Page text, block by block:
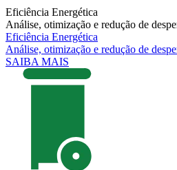
Eficiência Energética
Análise, otimização e redução de
Eficiência Energética
Análise, otimização e redução de
SAIBA MAIS